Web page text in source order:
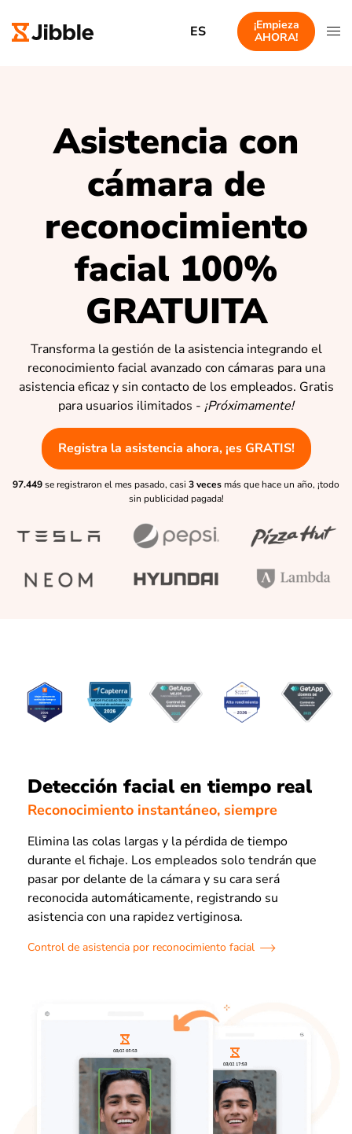
ES
¡Empieza
AHORA!
Asistencia con
cámara de
reconocimiento
facial 100%
GRATUITA
Transforma la gestión de la asistencia integrando el
reconocimiento facial avanzado con cámaras para una
asistencia eficaz y sin contacto de los empleados. Gratis
para usuarios ilimitados - ¡Próximamente!
Registra la asistencia ahora, ¡es GRATIS!
97.449se registraron el mes pasado, casi 3 veces más que hace un año, ¡todo
sin publicidad pagada!
Detección facial en tiempo real
Reconocimiento instantáneo, siempre
Elimina las colas largas y la pérdida de tiempo
durante el fichaje. Los empleados solo tendrán que
pasar por delante de la cámara y su cara será
reconocida automáticamente, registrando su
asistencia con una rapidez vertiginosa.
Control de asistencia por reconocimiento facial